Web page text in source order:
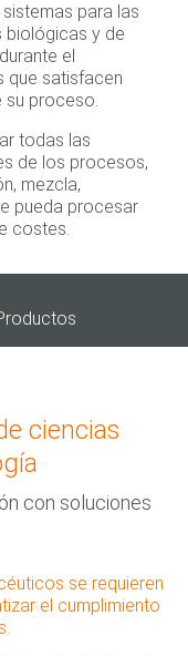
para las
biológicas y de
el
que satisfacen
su proceso.
todas las
de los procesos,
mezcla,
pueda procesar
costes.
ciencias
con soluciones
se requieren
el cumplimiento